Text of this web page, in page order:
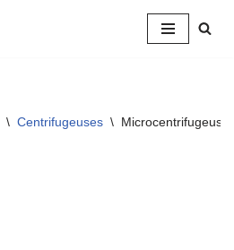
\ Centrifugeuses \